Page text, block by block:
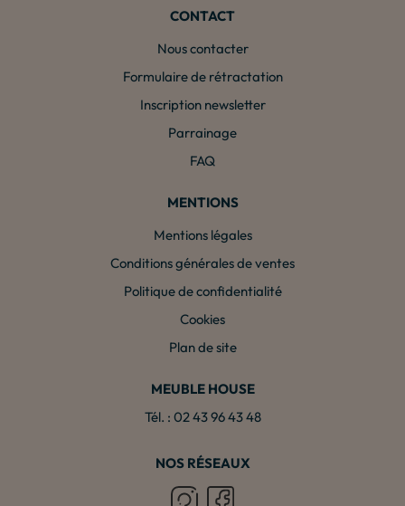
CONTACT
Nous contacter
Formulaire de rétractation
Inscription newsletter
Parrainage
FAQ
MENTIONS
Mentions légales
Conditions générales de ventes
Politique de confidentialité
Cookies
Plan de site
MEUBLE HOUSE
Tél. : 02 43 96 43 48
NOS RÉSEAUX